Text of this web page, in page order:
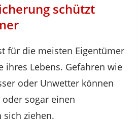
schützt
für die meisten Eigentümer
ihres Lebens. Gefahren wie
oder Unwetter können
sogar einen
sich ziehen.